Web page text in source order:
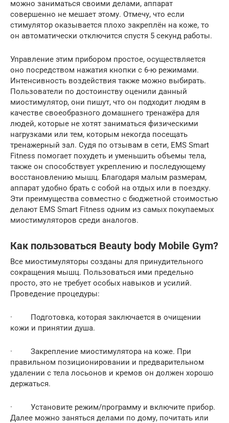
можно заниматься своими делами, аппарат
совершенно не мешает этому. Отмечу, что если
стимулятор оказывается плохо закреплён на коже, то
он автоматически отключится спустя 5 секунд работы.
Управление этим прибором простое, осуществляется
оно посредством нажатия кнопки с 6-ю режимами.
Интенсивность воздействия также можно выбирать.
Пользователи по достоинству оценили данный
миостимулятор, они пишут, что он подходит людям в
качестве своеобразного домашнего тренажёра для
людей, которые не хотят заниматься физическими
нагрузками или тем, которым некогда посещать
тренажерный зал. Судя по отзывам в сети, EMS Smart
Fitness помогает похудеть и уменьшить объемы тела,
также он способствует укреплению и последующему
восстановлению мышц. Благодаря малым размерам,
аппарат удобно брать с собой на отдых или в поездку.
Эти преимущества совместно с бюджетной стоимостью
делают EMS Smart Fitness одним из самых покупаемых
миостимуляторов среди аналогов.
Как пользоваться Beauty body Mobile Gym?
Все миостимуляторы созданы для принудительного
сокращения мышц. Пользоваться ими предельно
просто, это не требует особых навыков и усилий.
Проведение процедуры:
· Подготовка, которая заключается в очищении
кожи и принятии душа.
· Закрепление миостимулятора на коже. При
правильном позиционировании и предварительном
удалении с тела лосьонов и кремов он должен хорошо
держаться.
· Установите режим/программу и включите прибор.
Далее можно заняться делами по дому, почитать или